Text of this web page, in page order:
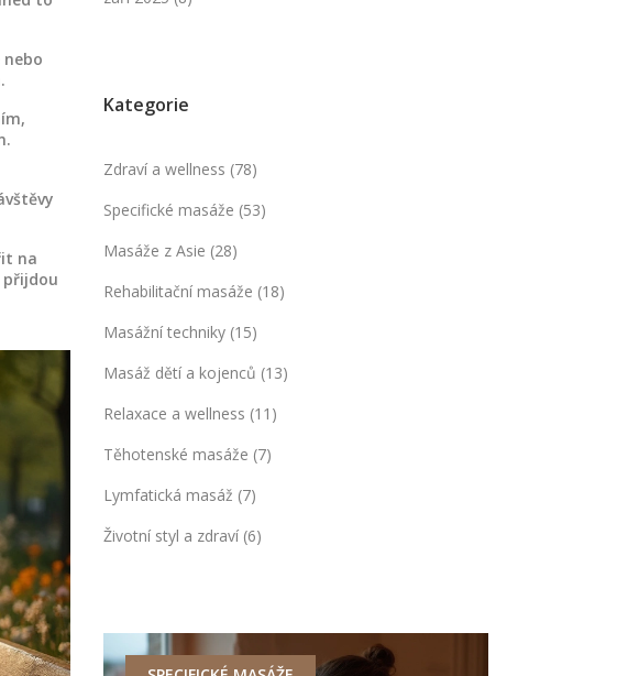
na
přijdou
Kategorie
Zdraví a wellness (78)
Specifické masáže (53)
Masáže z Asie (28)
Rehabilitační masáže (18)
Masážní techniky (15)
Masáž dětí a kojenců (13)
Relaxace a wellness (11)
Těhotenské masáže (7)
Lymfatická masáž (7)
Životní styl a zdraví (6)